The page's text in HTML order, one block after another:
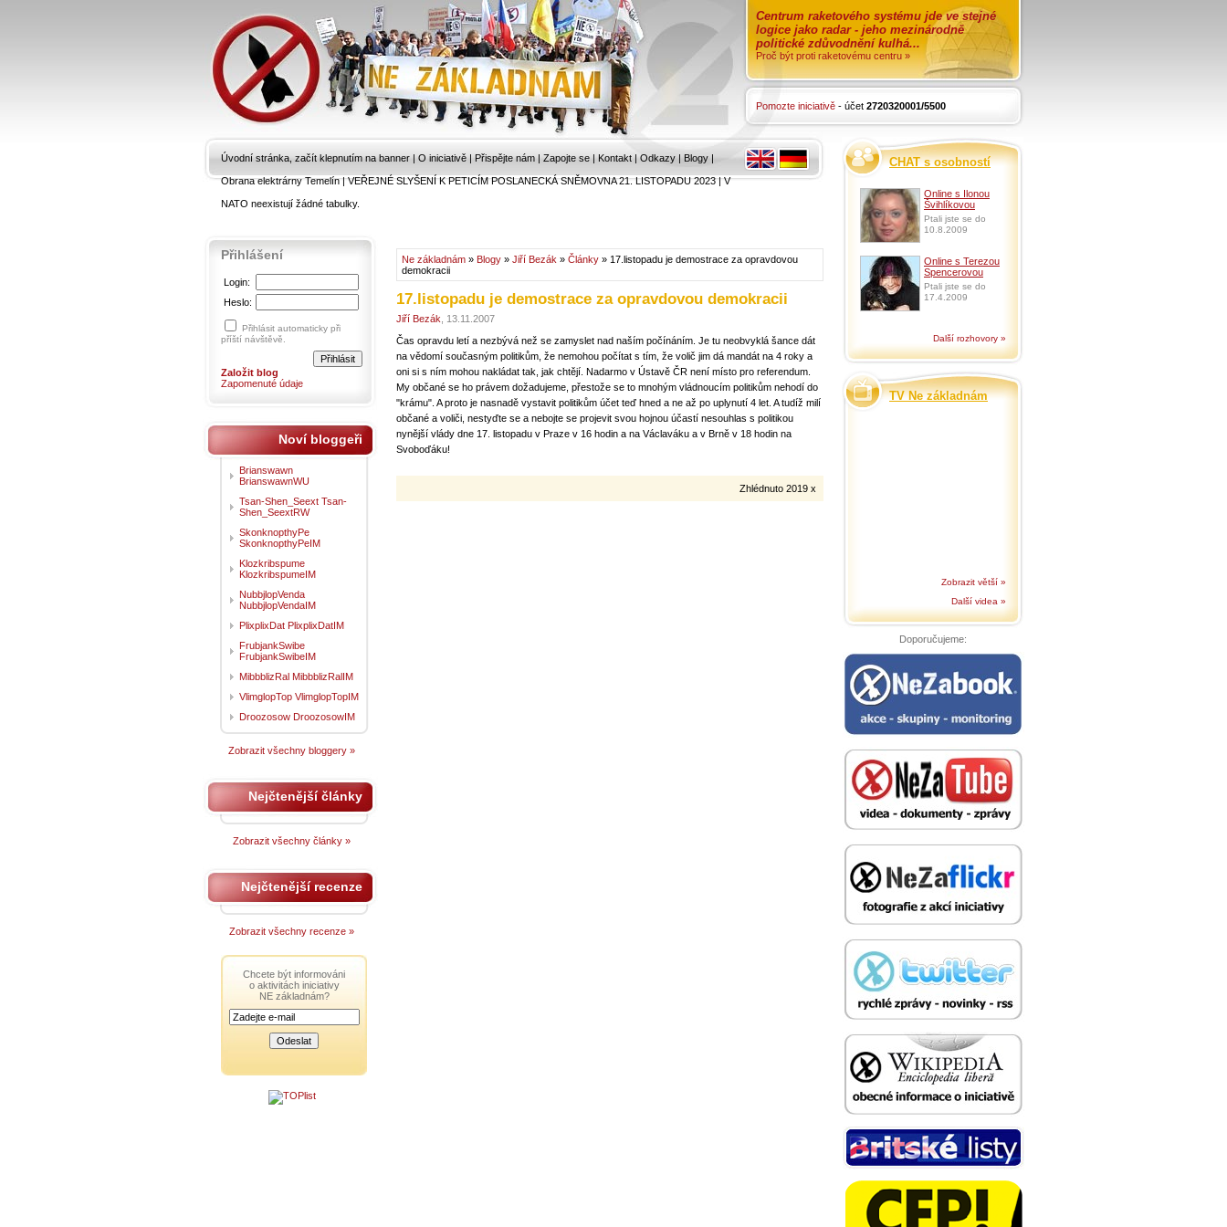
Centrum raketového systému jde ve stejné
logice jako radar - jeho mezinárodně
politické zdůvodnění kulhá...
Proč být proti raketovému centru »
Pomozte iniciativě - účet 2720320001/5500
Úvodní stránka, začít klepnutím na banner | O iniciativě | Přispějte nám | Zapojte se | Kontakt | Odkazy | Blogy |
Obrana elektrárny Temelín|VEŘEJNÉ SLYŠENÍ K PETICÍM POSLANECKÁ SNĚMOVNA 21. LISTOPADU 2023|V
NATO neexistují žádné tabulky.
Ne základnám » Blogy » Jiří Bezák » Články » 17.listopadu je demostrace za opravdovou
demokracii
17.listopadu je demostrace za opravdovou demokracii
Jiří Bezák , 13.11.2007
Čas opravdu letí a nezbývá než se zamyslet nad naším počínáním. Je tu neobvyklá šance dát
na vědomí současným politikům, že nemohou počítat s tím, že volič jim dá mandát na 4 roky a
oni si s ním mohou nakládat tak, jak chtějí. Nadarmo v Ústavě ČR není místo pro referendum.
My občané se ho právem dožadujeme, přestože se to mnohým vládnoucím politikům nehodí do
"krámu". A proto je nasnadě vystavit politikům účet teď hned a ne až po uplynutí 4 let. A tudíž milí
občané a voliči, nestyďte se a nebojte se projevit svou hojnou účastí nesouhlas s politikou
nynější vlády dne 17. listopadu v Praze v 16 hodin a na Václaváku a v Brně v 18 hodin na
Svoboďáku!
Zhlédnuto 2019 x
Přihlášení
Login:
Heslo:
Přihlásit automaticky při
příští návštěvě.
Založit blog
Zapomenuté údaje
Noví bloggeři
Brianswawn
BrianswawnWU
Tsan-Shen_Seext Tsan-
Shen_SeextRW
SkonknopthyPe
SkonknopthyPeIM
Klozkribspume
KlozkribspumeIM
NubbjlopVenda
NubbjlopVendaIM
PlixplixDat PlixplixDatIM
FrubjankSwibe
FrubjankSwibeIM
MibbblizRal MibbblizRalIM
VlimglopTop VlimglopTopIM
Droozosow DroozosowIM
Zobrazit všechny bloggery »
Nejčtenější články
Zobrazit všechny články »
Nejčtenější recenze
Zobrazit všechny recenze »
Chcete být informováni
o aktivitách iniciativy
NE základnám?
CHAT s osobností
Online s Ilonou
Švihlíkovou
Ptali jste se do
10.8.2009
Online s Terezou
Spencerovou
Ptali jste se do
17.4.2009
Další rozhovory »
TV Ne základnám
Zobrazit větší »
Další videa »
Doporučujeme: